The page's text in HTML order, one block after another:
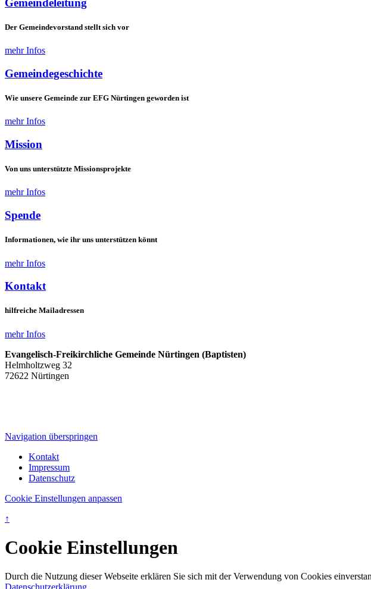
Gemeindeleitung
Der Gemeindevorstand stellt sich vor
mehr Infos
Gemeindegeschichte
Wie unsere Gemeinde zur EFG Nürtingen geworden ist
mehr Infos
Mission
Von uns unterstützte Missionsprojekte
mehr Infos
Spende
Informationen, wie ihr uns unterstützen könnt
mehr Infos
Kontakt
hilfreiche Mailadressen
mehr Infos
Evangelisch-Freikirchliche Gemeinde Nürtingen (Baptisten)
Helmholtzweg 32
72622 Nürtingen
Navigation überspringen
Kontakt
Impressum
Datenschutz
Cookie Einstellungen anpassen
↑
Cookie Einstellungen
Durch die Nutzung dieser Webseite erklären Sie sich mit der Verwendung von Cookies